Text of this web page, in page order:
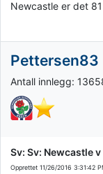
Newcastle er det
Pettersen83
Antall innlegg:
Sv: Sv: Newcastle
Opprettet 11/26/2016 3:31:42